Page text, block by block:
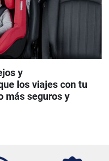
y
los viajes con tu
más seguros y